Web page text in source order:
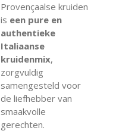
Provençaalse kruiden
is een pure en
authentieke
Italiaanse
kruidenmix,
zorgvuldig
samengesteld voor
de liefhebber van
smaakvolle
gerechten.